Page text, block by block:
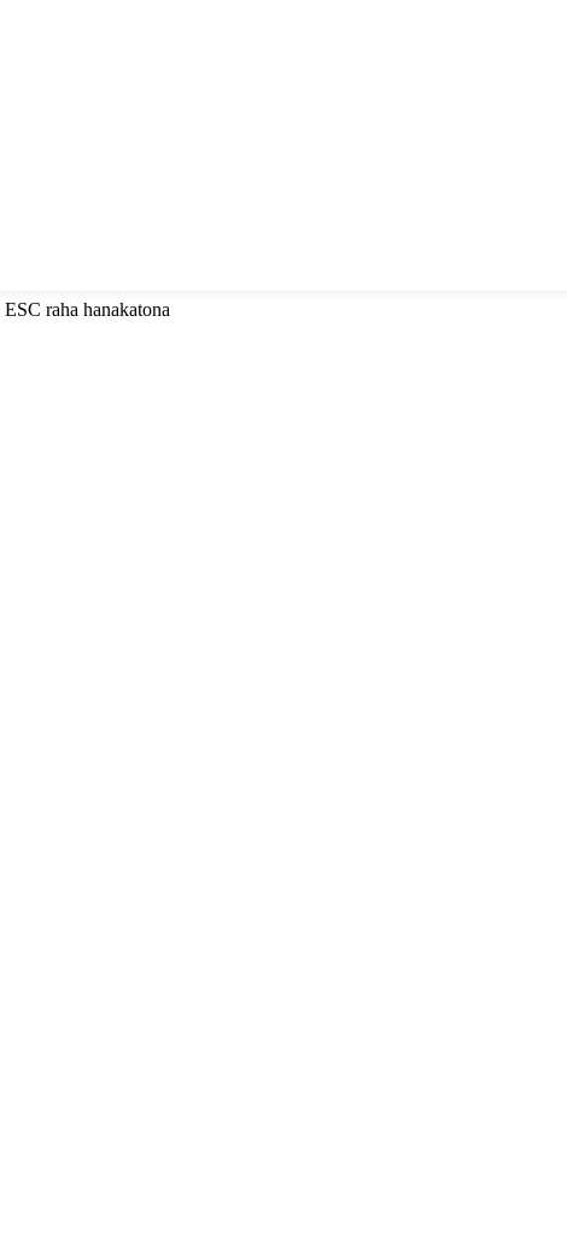
raha hanakatona